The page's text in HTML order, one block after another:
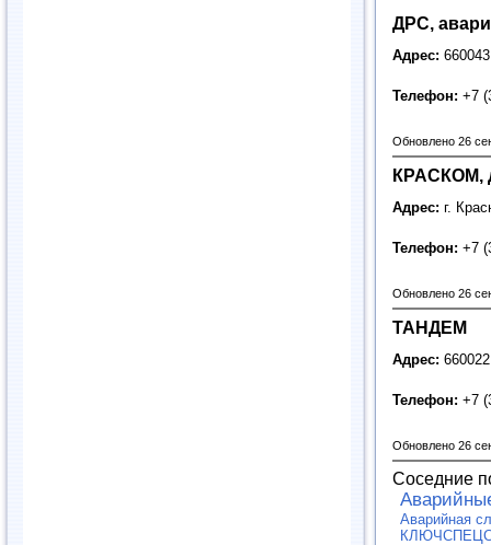
ДРС,
Адрес:
Телефон: +7
Обновлено 26
КРАСКОМ,
Адрес: г.
Телефон: +7
Обновлено 26
ТАНДЕМ
Адрес:
Телефон: +7
Обновлено 26
Соседние
Аварийная